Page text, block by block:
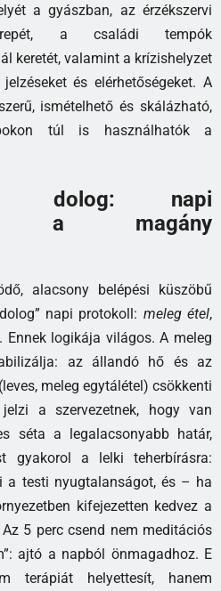
a gyászban, az érzékszervi
a családi tempók
keretét, valamint a krízishelyzet
és elérhetőségeket. A
ismételhető és skálázható,
túl is használhatók a
dolog: napi
a magány
alacsony belépési küszöbű
napi protokoll: meleg étel,
. Ennek logikája világos. A meleg
az állandó hő és az
meleg egytálétel) csökkenti
a szervezetnek, hogy van
séta a legalacsonyabb határ,
gyakorol a lelki teherbírásra:
a testi nyugtalanságot, és – ha
kifejezetten kedvez a
5 perc csend nem meditációs
ajtó a napból önmagadhoz. E
terápiát helyettesít, hanem